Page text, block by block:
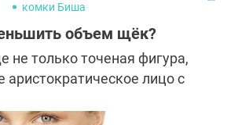
комки Биша
объем щёк?
не только точеная фигура,
аристократическое лицо с
черты далеко не всегда